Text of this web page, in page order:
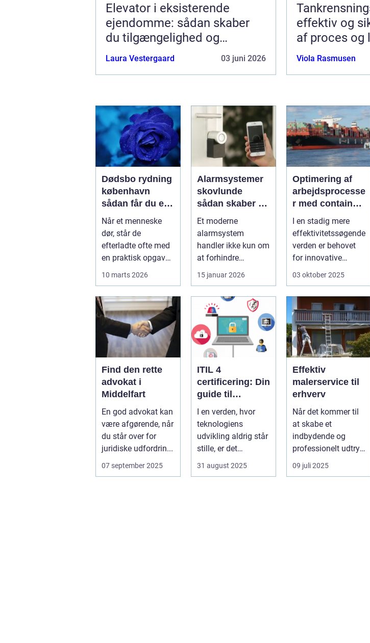
Elevator i eksisterende
ejendomme: sådan skaber
du tilgængelighed og
merværdi
Laura Vestergaard 03 juni 2026
effektiv og
af proces og
Viola Rasmusen
Dødsbo rydning
københavn
sådan får du en
tryg og effektiv
løsning
Når et menneske
dør, står de
efterladte ofte med
en praktisk opgave,
10 marts 2026
Alarmsystemer
skovlunde
sådan skaber du
tryghed i
hverdagen
Et moderne
alarmsystem
handler ikke kun om
at forhindre
indbrud. For mange
familier og
virksomheder ...
15 januar 2026
Optimering af
arbejdsprocesse
r med container
tilter
I en stadig mere
effektivitetssøgende
verden er behovet
for innovative
løsninger, der ...
03 oktober 2025
Find den rette
advokat i
Middelfart
En god advokat kan
være afgørende, når
du står over for
juridiske udfordrin...
07 september 2025
ITIL 4
certificering: Din
guide til
fremtidens IT-
service
management
I en verden, hvor
teknologiens
udvikling aldrig står
stille, er det
b&ari...
31 august 2025
Effektiv
malerservice til
erhverv
Når det kommer til
at skabe et
indbydende og
professionelt udtryk
i erhvervslokaler, er
det af...
09 juli 2025